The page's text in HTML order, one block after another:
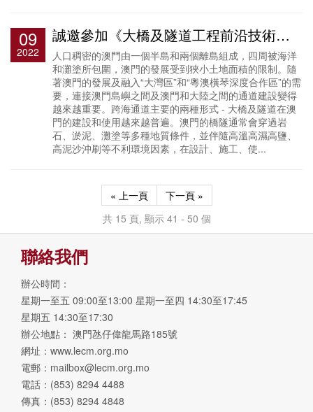
09
2022
誠邀參加《大橋及隧道工程前沿技術研討會》
人口稠密的澳門由一個半島和兩個離島組成，四周被海洋
和灘塗所包圍，澳門的發展受到狹小土地面積的限制。隨
著澳門的發展及融入“大灣區”和“粵澳橫琴深度合作區”的需
要，連接澳門島嶼之間及澳門和大陸之間的通道建設變得
越來越重要。跨海通道主要的兩種形式 - 大橋及隧道在澳
門的建設和使用越來越普遍。澳門的橋隧通常會穿過岩
石、淤泥、灘塗等多種地質條件，並伴隨高溫高濕高鹽、
高泥沙沖刷等不利環境因素，在設計、施工、使...
« 上一頁
下一頁 »
共 15 頁, 顯示 41 - 50 個
聯絡我們
辦公時間：
星期一至五 09:00至13:00 星期一至四 14:30至17:45
星期五 14:30至17:30
辦公地點： 澳門氹仔偉龍馬路185號
網址：www.lecm.org.mo
電郵： mailbox@lecm.org.mo
電話：(853) 8294 4488
傳真：(853) 8294 4848